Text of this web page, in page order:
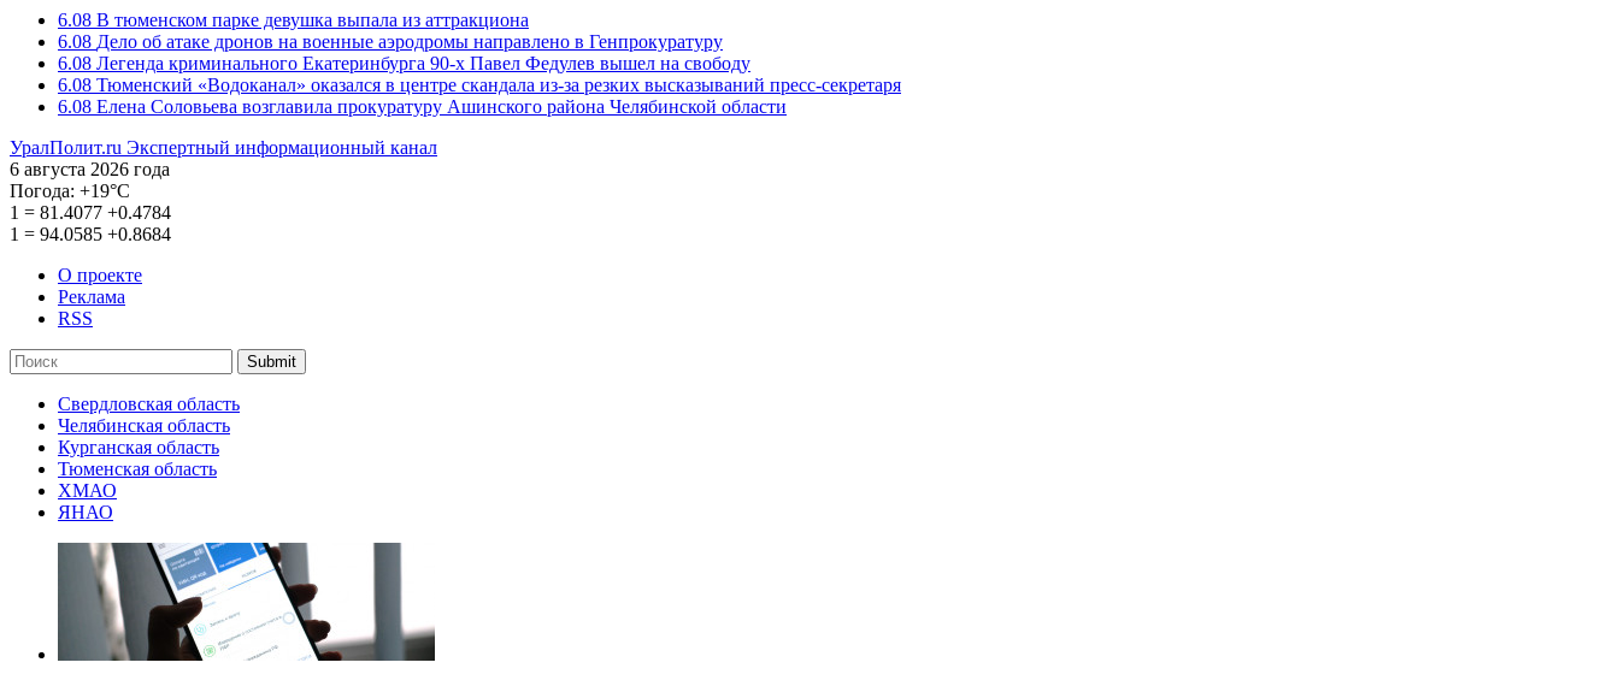
6.08 В тюменском парке девушка выпала из аттракциона
6.08 Дело об атаке дронов на военные аэродромы направлено в Генпрокуратуру
6.08 Легенда криминального Екатеринбурга 90-х Павел Федулев вышел на свободу
6.08 Тюменский «Водоканал» оказался в центре скандала из-за резких высказываний пресс-секретаря
6.08 Елена Соловьева возглавила прокуратуру Ашинского района Челябинской области
УралПолит.ru Экспертный информационный канал
6 августа 2026 года
Погода: +19°С
1 = 81.4077 +0.4784
1 = 94.0585 +0.8684
О проекте
Реклама
RSS
Submit
Свердловская область
Челябинская область
Курганская область
Тюменская область
ХМАО
ЯНАО